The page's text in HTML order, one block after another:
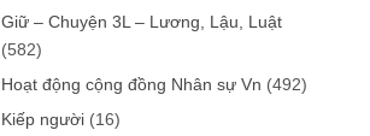
Giữ – Chuyện 3L – Lương, Lậu, Luật
(582)
Hoạt động cộng đồng Nhân sự Vn (492)
Kiếp người (16)